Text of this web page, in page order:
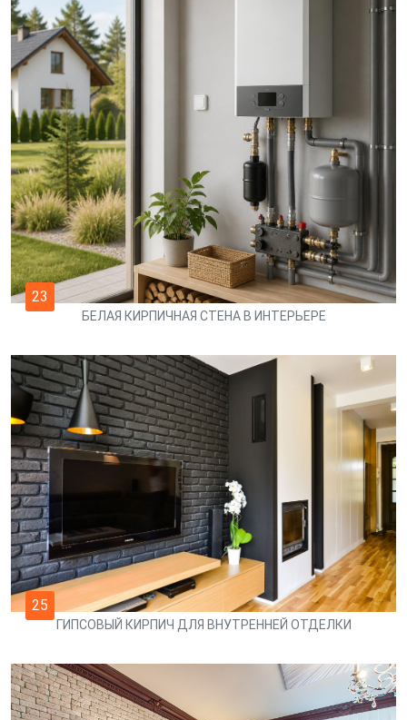
23
БЕЛАЯ КИРПИЧНАЯ СТЕНА В ИНТЕРЬЕРЕ
25
ГИПСОВЫЙ КИРПИЧ ДЛЯ ВНУТРЕННЕЙ ОТДЕЛКИ